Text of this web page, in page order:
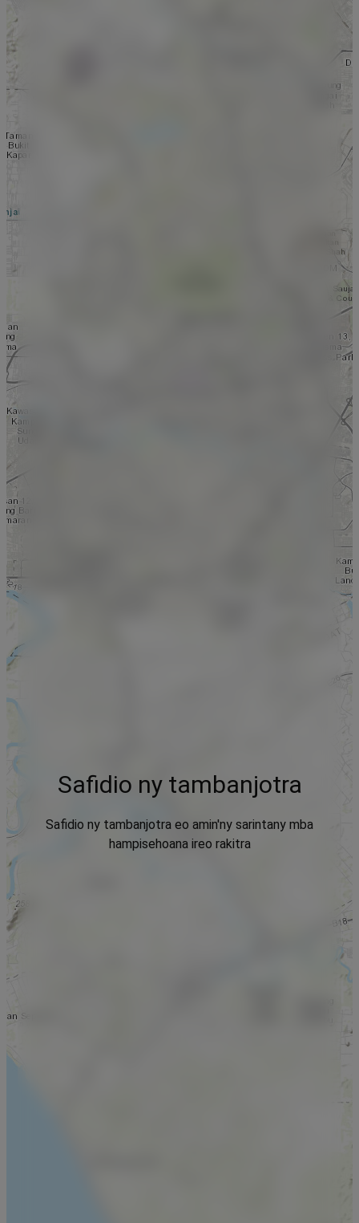
Safidio ny tambanjotra
Safidio ny tambanjotra eo amin'ny sarintany mba
hampisehoana ireo rakitra